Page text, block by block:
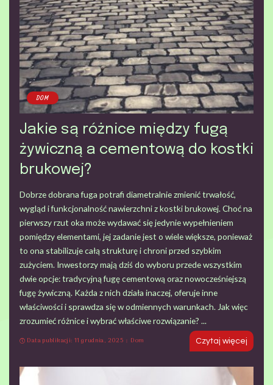
DOM
Jakie są różnice między fugą
żywiczną a cementową do kostki
brukowej?
Dobrze dobrana fuga potrafi diametralnie zmienić trwałość,
wygląd i funkcjonalność nawierzchni z kostki brukowej. Choć na
pierwszy rzut oka może wydawać się jedynie wypełnieniem
pomiędzy elementami, jej zadanie jest o wiele większe, ponieważ
to ona stabilizuje całą strukturę i chroni przed szybkim
zużyciem. Inwestorzy mają dziś do wyboru przede wszystkim
dwie opcje: tradycyjną fugę cementową oraz nowocześniejszą
fugę żywiczną. Każda z nich działa inaczej, oferuje inne
właściwości i sprawdza się w odmiennych warunkach. Jak więc
zrozumieć różnice i wybrać właściwe rozwiązanie? ...
Data publikacji: 11 grudnia, 2025
Dom Czytaj więcej